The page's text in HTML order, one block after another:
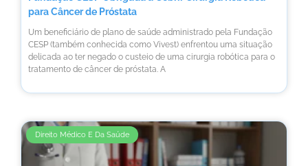
para Câncer de Próstata
Um beneficiário de plano de saúde administrado pela Fundação
CESP (também conhecida como Vivest) enfrentou uma situação
delicada ao ter negado o custeio de uma cirurgia robótica para o
tratamento de câncer de próstata. A
Direito Médico E Da Saúde